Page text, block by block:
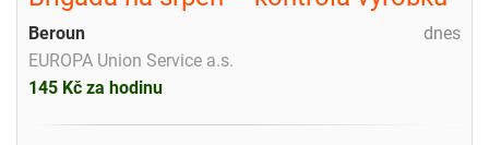
dnes
Beroun
EUROPA Union Service a.s.
145 Kč za hodinu